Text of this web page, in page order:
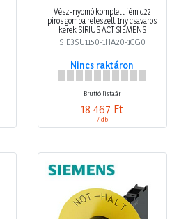
Vész-nyomó komplett fém d22
piros gomba reteszelt 1ny csavaros
kerek SIRIUS ACT SIEMENS
SIE3SU1150-1HA20-1CG0
Nincs raktáron
Bruttó listaár
18 467 Ft
/ db